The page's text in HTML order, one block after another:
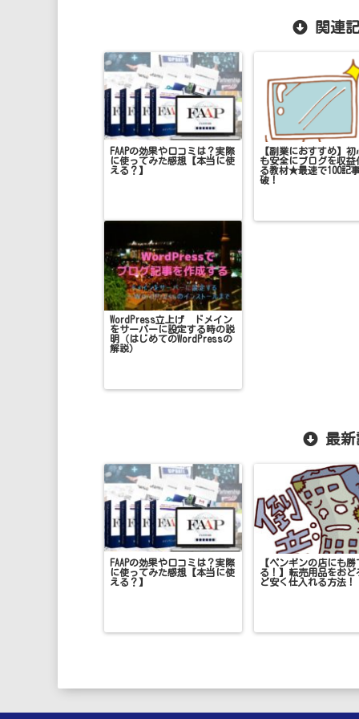
関連
FAAPの効果や口コミは？実際
に使ってみた感想【本当に使
える？】
【副業におすすめ】初
も安全にブログを収益
る教材★最速で100記
破！
WordPress立上げ ドメイン
をサーバーに設定する時の説
明（はじめてのWordPressの
解説）
最
FAAPの効果や口コミは？実際
に使ってみた感想【本当に使
える？】
【ペンギンの店にも勝
る！】転売用品をおど
ど安く仕入れる方法！